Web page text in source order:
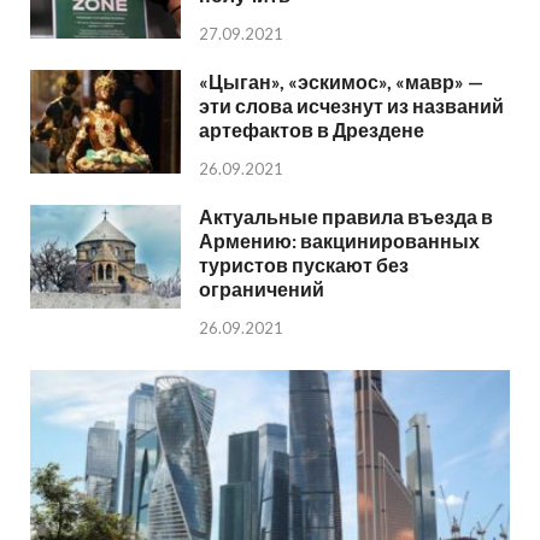
27.09.2021
«Цыган», «эскимос», «мавр» —
эти слова исчезнут из названий
артефактов в Дрездене
26.09.2021
Актуальные правила въезда в
Армению: вакцинированных
туристов пускают без
ограничений
26.09.2021